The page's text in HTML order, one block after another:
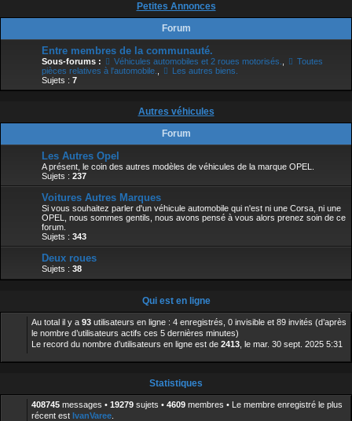
Petites Annonces
Forum
Entre membres de la communauté.
Sous-forums : Véhicules automobiles et 2 roues motorisés.
Toutes
pièces relatives à l'automobile.
Les autres biens.
Sujets : 7
Autres véhicules
Forum
Les Autres Opel
A présent, le coin des autres modèles de véhicules de la marque OPEL.
Sujets : 237
Voitures Autres Marques
Si vous souhaitez parler d'un véhicule automobile qui n'est ni une Corsa, ni une
OPEL, nous sommes gentils, nous avons pensé à vous alors prenez soin de ce
forum.
Sujets : 343
Deux roues
Sujets : 38
Qui est en ligne
Au total il y a 93 utilisateurs en ligne : 4 enregistrés, 0 invisible et 89 invités (d’après
le nombre d’utilisateurs actifs ces 5 dernières minutes)
Le record du nombre d’utilisateurs en ligne est de 2413 , le mar. 30 sept. 2025 5:31
Statistiques
408745 messages • 19279 sujets • 4609 membres • Le membre enregistré le plus
récent est IvanVaree